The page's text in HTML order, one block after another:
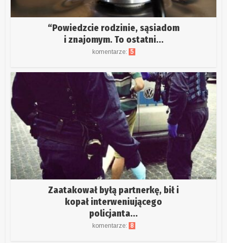
“Powiedzcie rodzinie, sąsiadom
i znajomym. To ostatni...
komentarze: 5
Zaatakował byłą partnerkę, bił i
kopał interweniującego
policjanta...
komentarze: 8